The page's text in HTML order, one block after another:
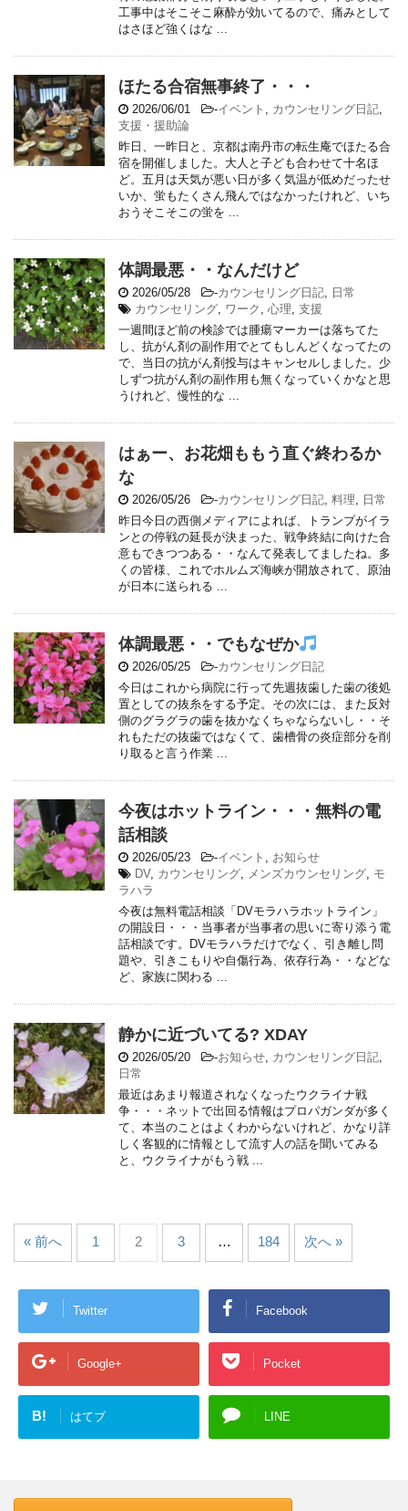
工事中はそこそこ麻酔が効いてるので、痛みとして
はさほど強くはな ...
ほたる合宿無事終了・・・
2026/06/01 -イベント カウンセリング日記
支援・援助論
昨日、一昨日と、京都は南丹市の転生庵でほたる合
宿を開催しました。大人と子ども合わせて十名ほ
ど。五月は天気が悪い日が多く気温が低めだったせ
いか、蛍もたくさん飛んではなかったけれど、いち
おうそこそこの蛍を ...
体調最悪・・なんだけど
2026/05/28 -カウンセリング日記
日常
カウンセリング ワーク 心理 支援
一週間ほど前の検診では腫瘍マーカーは落ちてた
し、抗がん剤の副作用でとてもしんどくなってたの
で、当日の抗がん剤投与はキャンセルしました。少
しずつ抗がん剤の副作用も無くなっていくかなと思
うけれど、慢性的な ...
はぁー、お花畑ももう直ぐ終わるか
な
2026/05/26 -カウンセリング日記 料理
日常
昨日今日の西側メディアによれば、トランプがイラ
ンとの停戦の延長が決まった、戦争終結に向けた合
意もできつつある・・なんて発表してましたね。多
くの皆様、これでホルムズ海峡が開放されて、原油
が日本に送られる ...
体調最悪・・でもなぜか
2026/05/25 -カウンセリング日記
今日はこれから病院に行って先週抜歯した歯の後処
置としての抜糸をする予定。その次には、また反対
側のグラグラの歯を抜かなくちゃならないし・・そ
れもただの抜歯ではなくて、歯槽骨の炎症部分を削
り取ると言う作業 ...
今夜はホットライン・・・無料の電
話相談
2026/05/23 -イベント
お知らせ
DV, カウンセリング メンズカウンセリング モ
ラハラ
今夜は無料電話相談「DVモラハラホットライン」
の開設日・・・当事者が当事者の思いに寄り添う電
話相談です。DVモラハラだけでなく、引き離し問
題や、引きこもりや自傷行為、依存行為・・などな
ど、家族に関わる ...
静かに近づいてる? XDAY
2026/05/20 -お知らせ カウンセリング日記
日常
最近はあまり報道されなくなったウクライナ戦
争・・・ネットで出回る情報はプロパガンダが多く
て、本当のことはよくわからないけれど、かなり詳
しく客観的に情報として流す人の話を聞いてみる
と、ウクライナがもう戦 ...
« 前へ 1 2 3 … 184 次へ »
Twitter Facebook
Google+ Pocket
B! はてブ LINE